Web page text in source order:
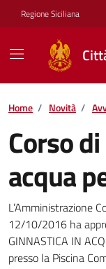
Vai ai contenuti
Vai al footer
Regione Siciliana
Home / Novità /
Corso
acqua
Dettagli
L’Amministrazione
12/10/2016 ha
GINNASTICA IN
presso la Piscina